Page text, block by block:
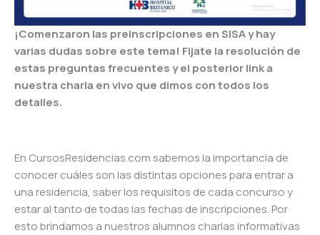
¡Comenzaron las preinscripciones en SISA y hay
varias dudas sobre este tema! Fijate la resolución de
estas preguntas frecuentes y el posterior link a
nuestra charla en vivo que dimos con todos los
detalles.
En CursosResidencias.com sabemos la importancia de
conocer cuáles son las distintas opciones para entrar a
una residencia, saber los requisitos de cada concurso y
estar al tanto de todas las fechas de inscripciones. Por
esto brindamos a nuestros alumnos charlas informativas